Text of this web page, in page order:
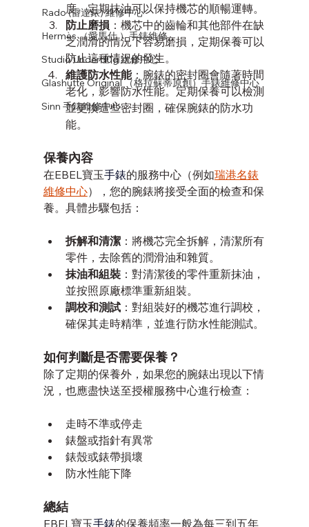
Rado (雷達錶) 維修中心
Hermès （愛馬仕 ）手錶維修
Studio Underd0g 維修中心
Glashütte Original （格拉蘇蒂原創）手錶維修中心
Sinn 手錶維修中心
度。定期抹油可以保持機芯的順暢運轉。
防止磨損 ：機芯中的齒輪和其他部件在缺
乏潤滑的情況下容易磨損，定期保養可以
防止這種情況的發生。
維護防水性能：腕錶的密封圈會隨著時間
老化，影響防水性能。定期保養可以檢測
並更換這些密封圈，確保腕錶的防水功
能。
保養內容
在EBEL寶玉手錶的服務中心（例如瑞港名錶
維修中心），您的腕錶將接受全面的檢查和保
養。具體步驟包括：
拆解和清潔：將機芯完全拆解，清潔所有
零件，去除舊的潤滑油和雜質。
抹油和組裝：對清潔後的零件重新抹油，
並按照原廠標準重新組裝。
調校和測試：對組裝好的機芯進行調校，
確保其走時精準，並進行防水性能測試。
如何判斷是否需要保養？
除了定期的保養外，如果您的腕錶出現以下情
況，也應盡快送至授權服務中心進行檢查：
走時不準或停走
錶盤或指針有異常
錶殼或錶帶損壞
防水性能下降
總結
EBEL寶玉手錶的保養頻率一般為每三到五年